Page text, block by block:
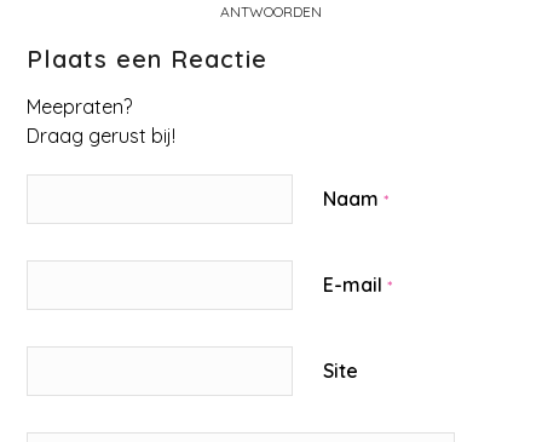
ANTWOORDEN
Plaats een Reactie
Meepraten?
Draag gerust bij!
Naam*
E-mail*
Site